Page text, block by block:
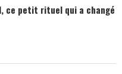
ce petit rituel qui a changé